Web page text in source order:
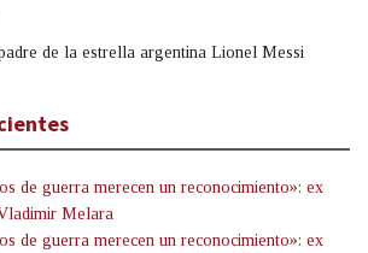
de la estrella argentina Lionel Messi
de guerra merecen un reconocimiento»: ex
Melara
de guerra merecen un reconocimiento»: ex